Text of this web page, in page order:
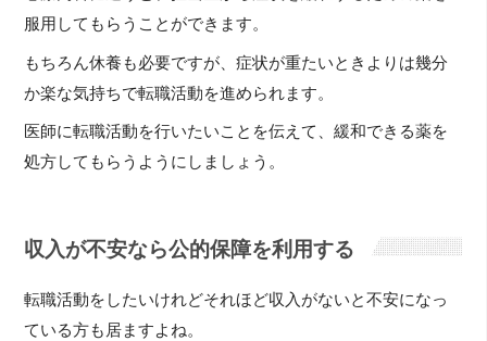
服用してもらうことができます。
もちろん休養も必要ですが、症状が重たいときよりは幾分
か楽な気持ちで転職活動を進められます。
医師に転職活動を行いたいことを伝えて、緩和できる薬を
処方してもらうようにしましょう。
収入が不安なら公的保障を利用する
転職活動をしたいけれどそれほど収入がないと不安になっ
ている方も居ますよね。